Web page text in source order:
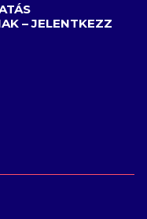
– JELENTKEZZ